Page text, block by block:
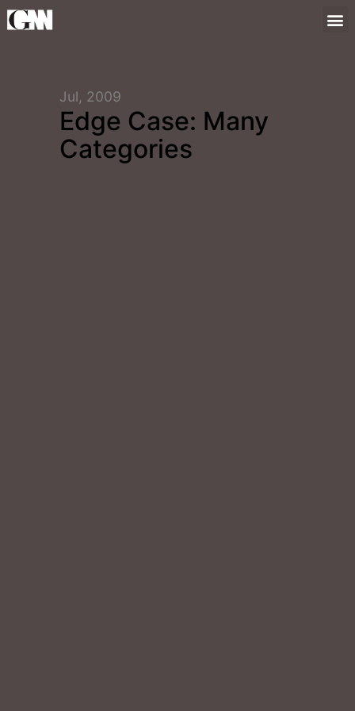
Jul, 2009
Edge Case: Many
Categories